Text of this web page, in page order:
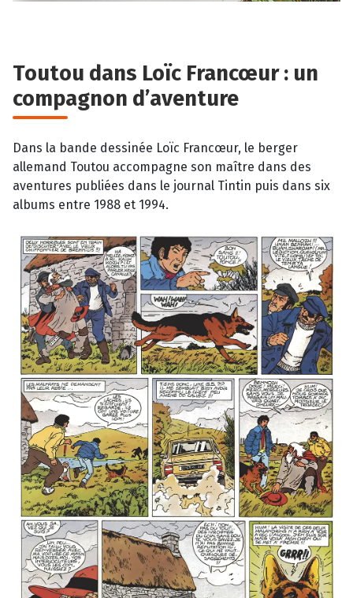
Toutou dans Loïc Francœur : un
compagnon d’aventure
Dans la bande dessinée Loïc Francœur, le berger
allemand Toutou accompagne son maître dans des
aventures publiées dans le journal Tintin puis dans six
albums entre 1988 et 1994.